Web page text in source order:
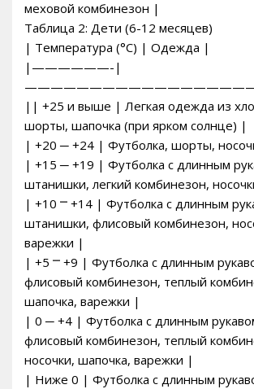
меховой комбинезон |
Таблица 2: Дети (6-12 месяцев)
| Температура (°C) | Одежда |
|——————-|
|| +25 и выше | Легкая одежда из
шорты, шапочка (при ярком солнце) |
| +20 ─ +24 | Футболка, шорты,
| +15 ─ +19 | Футболка с длинным
штанишки, легкий комбинезон,
| +10 ⎻ +14 | Футболка с длинным
штанишки, флисовый комбинезон,
варежки |
| +5 ⎻ +9 | Футболка с длинным
флисовый комбинезон, теплый
шапочка, варежки |
| 0 ─ +4 | Футболка с длинным
флисовый комбинезон, теплый
носочки, шапочка, варежки |
| Ниже 0 | Футболка с длинным